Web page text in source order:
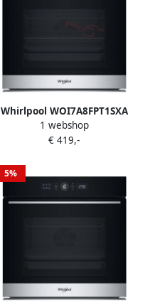
Whirlpool WOI7A8FPT1SXA
Inbouwoven Elektrisch -73 l
Stoom functie AirFry C label
1 webshop
€ 419,-
5%